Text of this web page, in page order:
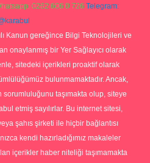
0262 606 0 726 Telegram:
Kanun gereğince Bilgi Teknolojileri ve
onaylanmış bir Yer Sağlayıcı olarak
sitedeki içerikleri proaktif olarak
bulunmamaktadır. Ancak,
sorumluluğunu taşımakta olup, siteye
etmiş sayılırlar. Bu internet sitesi,
şahıs şirketi ile hiçbir bağlantısı
kendi hazırladığımız makaleler
içerikler haber niteliği taşımamakta